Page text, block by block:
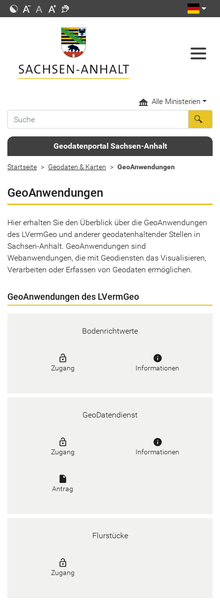
Alle Ministerien
Geodatenportal Sachsen-Anhalt
Startseite Geodaten & Karten GeoAnwendungen
GeoAnwendungen
Hier erhalten Sie den Überblick über die GeoAnwendungen
des LVermGeo und anderer geodatenhaltender Stellen in
Sachsen-Anhalt. GeoAnwendungen sind
Webanwendungen, die mit Geodiensten das Visualisieren,
Verarbeiten oder Erfassen von Geodaten ermöglichen.
GeoAnwendungen des LVermGeo
Bodenrichtwerte
lock_open
Zugang
info
Informationen
GeoDatendienst
lock_open
Zugang
info
Informationen
insert_drive_file
Antrag
Flurstücke
lock_open
Zugang